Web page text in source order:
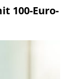
100-Euro-